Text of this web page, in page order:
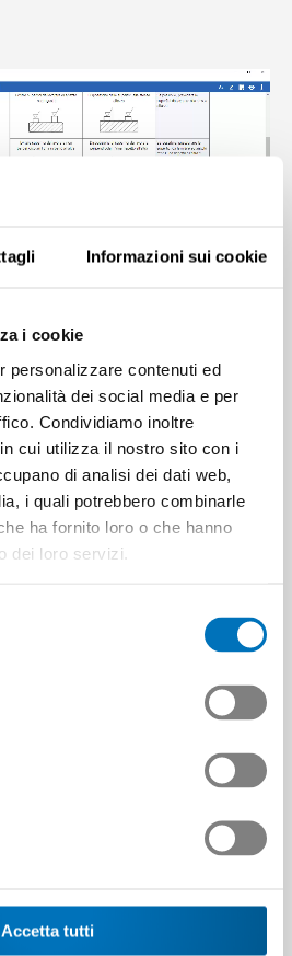
Informazioni sui cookie
i cookie
personalizzare contenuti ed
dei social media e per
Condividiamo inoltre
cui utilizza il nostro sito con i
di analisi dei dati web,
i quali potrebbero combinarle
ha fornito loro o che hanno
dei loro servizi.
Accetta tutti
destro del mouse
modificare.
e poi cliccare su Salvare +
della penna per l’editor SVG